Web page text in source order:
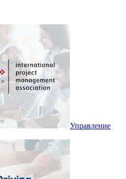
Управление